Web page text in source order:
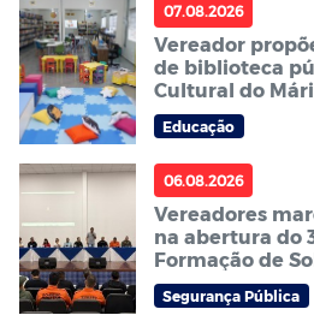
07.08.2026
Vereador
de biblioteca
Cultural do
Educação
06.08.2026
Vereadores
na abertura do
Formação de
Segurança Pública